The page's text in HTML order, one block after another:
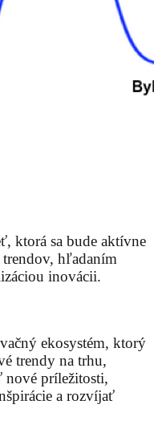
ktorá sa bude aktívne
hľadaním
inovácii.
ekosystém, ktorý
trendy na trhu,
príležitosti,
a rozvíjať